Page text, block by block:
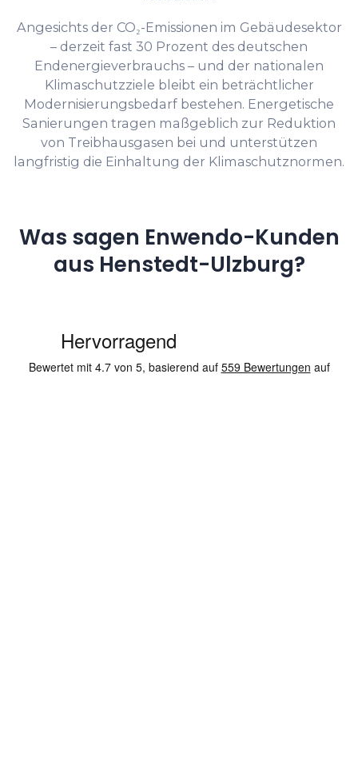
Angesichts der CO₂-Emissionen im Gebäudesektor
– derzeit fast 30 Prozent des deutschen
Endenergieverbrauchs – und der nationalen
Klimaschutzziele bleibt ein beträchtlicher
Modernisierungsbedarf bestehen. Energetische
Sanierungen tragen maßgeblich zur Reduktion
von Treibhausgasen bei und unterstützen
langfristig die Einhaltung der Klimaschutznormen.
Was sagen Enwendo-Kunden
aus Henstedt-Ulzburg?